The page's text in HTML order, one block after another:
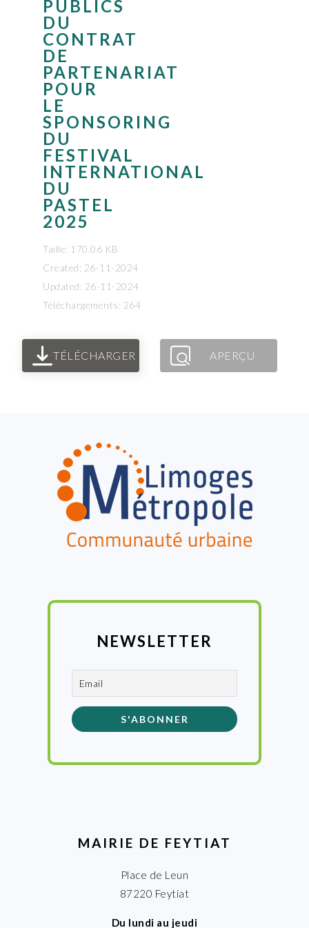
PUBLICS
DU
CONTRAT
DE
PARTENARIAT
POUR
LE
SPONSORING
DU
FESTIVAL
INTERNATIONAL
DU
PASTEL
2025
Taille: 170.06 KB
Created: 26-11-2024
Updated: 26-11-2024
Téléchargements: 264
TÉLÉCHARGER APERÇU
NEWSLETTER
MAIRIE DE FEYTIAT
Place de Leun
87220 Feytiat
Du lundi au jeudi